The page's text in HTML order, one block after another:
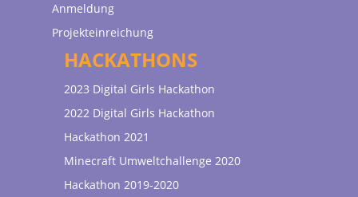
Anmeldung
Projekteinreichung
HACKATHONS
2023 Digital Girls Hackathon
2022 Digital Girls Hackathon
Hackathon 2021
Minecraft Umweltchallenge 2020
Hackathon 2019-2020